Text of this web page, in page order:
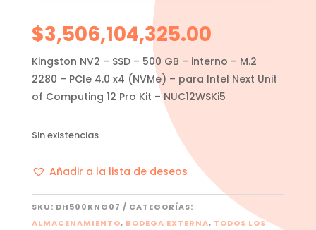
$3,506,104,325.00
Kingston NV2 – SSD – 500 GB – interno – M.2
2280 – PCIe 4.0 x4 (NVMe) – para Intel Next Unit
of Computing 12 Pro Kit – NUC12WSKi5
Sin existencias
Añadir a la lista de deseos
SKU: DH500KNG07
CATEGORÍAS:
ALMACENAMIENTO, BODEGA EXTERNA, TODOS LOS